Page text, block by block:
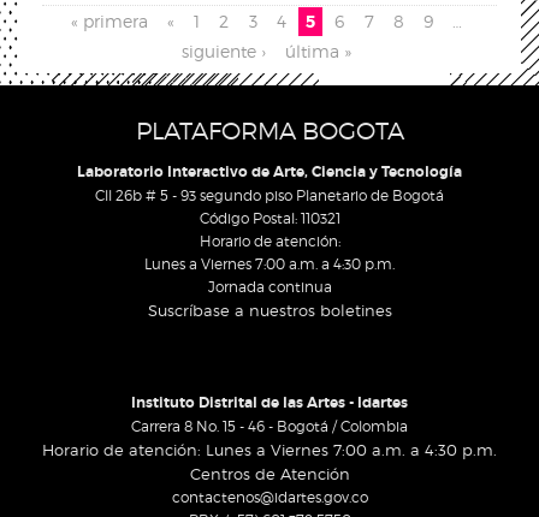
Páginas
« primera « 1 2 3 4 5 6 7 8 9
siguiente ›
última »
PLATAFORMA BOGOTA
Laboratorio Interactivo de Arte, Ciencia y Tecnología
Cll 26b # 5 - 93 segundo piso Planetario de Bogotá
Código Postal: 110321
Horario de atención:
Lunes a Viernes 7:00 a.m. a 4:30 p.m.
Jornada continua
Suscríbase a nuestros boletines
Instituto Distrital de las Artes - Idartes
Carrera 8 No. 15 - 46 - Bogotá / Colombia
Horario de atención: Lunes a Viernes 7:00 a.m. a 4:30 p.m.
Centros de Atención
contactenos@idartes.gov.co